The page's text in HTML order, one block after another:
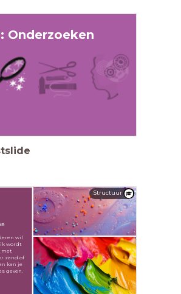
Onderzoeken
wil
wordt
met
zand of
kan je
geven.
Structuur